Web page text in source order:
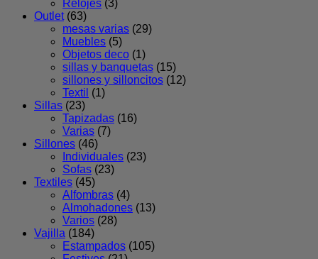
Relojes (3)
Outlet (63)
mesas varias (29)
Muebles (5)
Objetos deco (1)
sillas y banquetas (15)
sillones y silloncitos (12)
Textil (1)
Sillas (23)
Tapizadas (16)
Varias (7)
Sillones (46)
Individuales (23)
Sofas (23)
Textiles (45)
Alfombras (4)
Almohadones (13)
Varios (28)
Vajilla (184)
Estampados (105)